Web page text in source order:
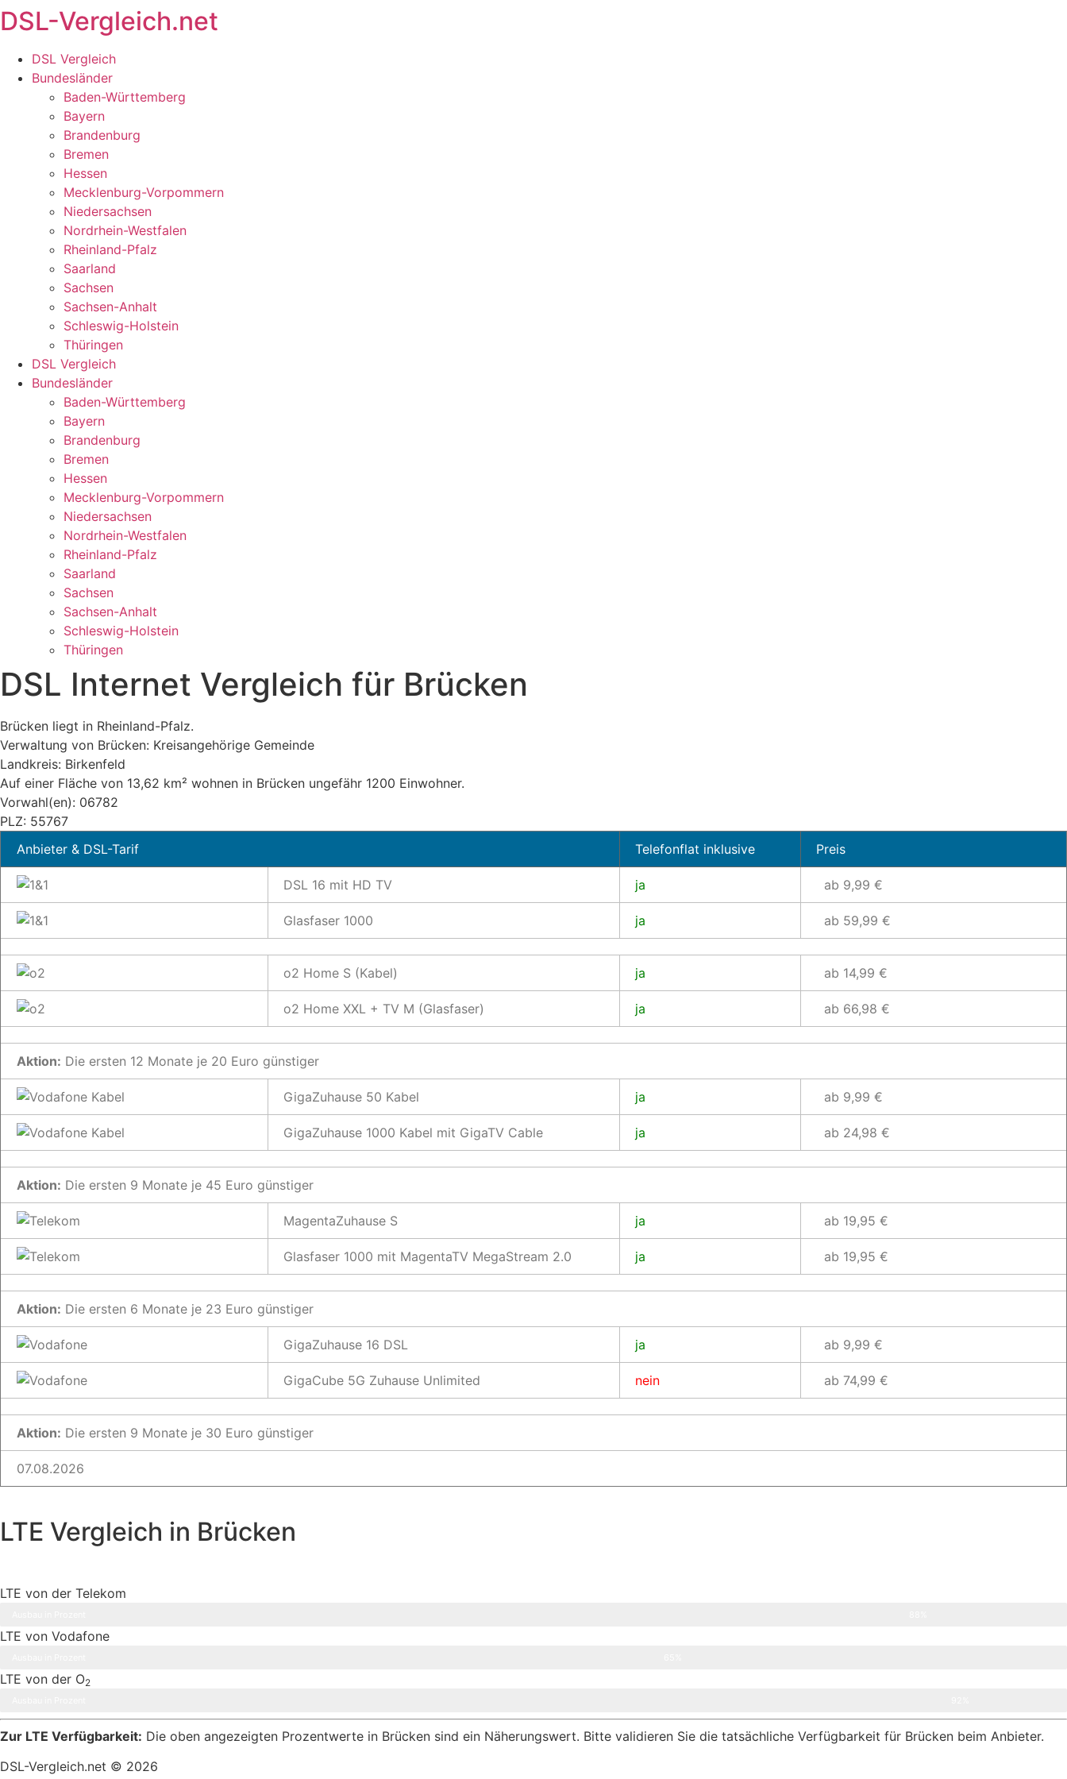
Zum
Inhalt
springen
DSL-Vergleich.net
DSL Vergleich
Bundesländer
Baden-Württemberg
Bayern
Brandenburg
Bremen
Hessen
Mecklenburg-Vorpommern
Niedersachsen
Nordrhein-Westfalen
Rheinland-Pfalz
Saarland
Sachsen
Sachsen-Anhalt
Schleswig-Holstein
Thüringen
DSL Vergleich
Bundesländer
Baden-Württemberg
Bayern
Brandenburg
Bremen
Hessen
Mecklenburg-Vorpommern
Niedersachsen
Nordrhein-Westfalen
Rheinland-Pfalz
Saarland
Sachsen
Sachsen-Anhalt
Schleswig-Holstein
Thüringen
DSL Internet Vergleich für Brücken
Brücken liegt in Rheinland-Pfalz.
Verwaltung von Brücken: Kreisangehörige Gemeinde
Landkreis: Birkenfeld
Auf einer Fläche von 13,62 km² wohnen in Brücken ungefähr 1200 Einwohner.
Vorwahl(en): 06782
PLZ: 55767
Anbieter & DSL-Tarif
Telefonflat inklusive Preis
DSL 16 mit HD TV ja ab 9,99 €
Glasfaser 1000 ja ab 59,99 €
o2 Home S (Kabel) ja ab 14,99 €
o2 Home XXL + TV M (Glasfaser) ja ab 66,98 €
Aktion: Die ersten 12 Monate je 20 Euro günstiger
GigaZuhause 50 Kabel ja ab 9,99 €
GigaZuhause 1000 Kabel mit GigaTV Cable ja ab 24,98 €
Aktion: Die ersten 9 Monate je 45 Euro günstiger
MagentaZuhause S ja ab 19,95 €
Glasfaser 1000 mit MagentaTV MegaStream 2.0 ja ab 19,95 €
Aktion: Die ersten 6 Monate je 23 Euro günstiger
GigaZuhause 16 DSL ja ab 9,99 €
GigaCube 5G Zuhause Unlimited nein ab 74,99 €
Aktion: Die ersten 9 Monate je 30 Euro günstiger
07.08.2026
LTE Vergleich in Brücken
LTE von der Telekom
LTE von Vodafone
LTE von der O2
Zur LTE Verfügbarkeit: Die oben angezeigten Prozentwerte in Brücken sind ein Näherungswert. Bitte validieren Sie die tatsächliche Verfügbarkeit für Brücken beim Anbieter.
DSL-Vergleich.net © 2026